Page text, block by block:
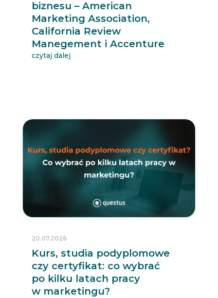
biznesu – American
Marketing Association,
California Review
Manegement i Accenture
czytaj dalej
Kurs, studia podyplomowe
czy certyfikat: co wybrać
po kilku latach pracy
w marketingu?
20.07.2026